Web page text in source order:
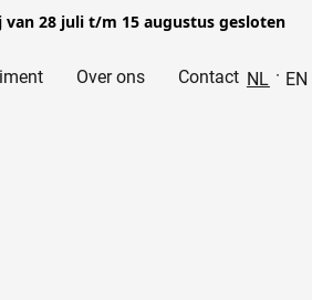
28 juli t/m 15 augustus gesloten
Over ons Contact NL EN